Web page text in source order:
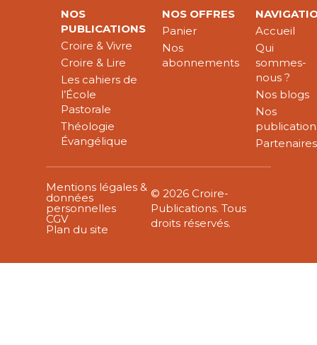
NOS
PUBLICATIONS
Croire & Vivre
Croire & Lire
Les cahiers de
l’École
Pastorale
Théologie
Évangélique
NOS OFFRES
Panier
Nos
abonnements
Accueil
Qui
sommes-
nous ?
Nos blogs
Nos
Partenaires
Mentions légales &
données
personnelles
CGV
Plan du site
© 2026 Croire-
Publications. Tous
droits réservés.